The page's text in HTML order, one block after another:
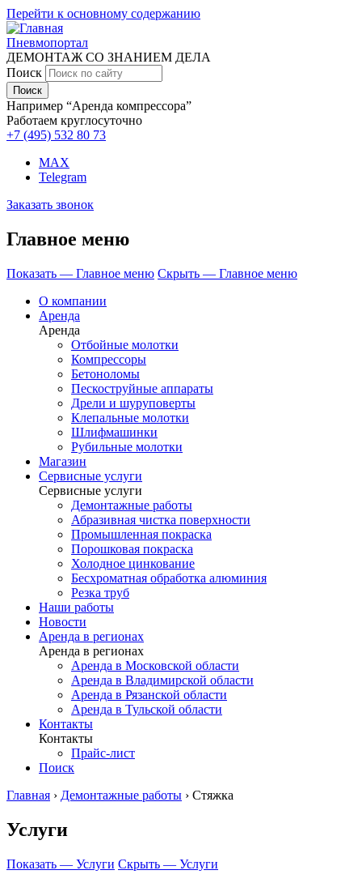
Перейти к основному содержанию
Пневмопортал
ДЕМОНТАЖ СО ЗНАНИЕМ ДЕЛА
Поиск
Например “Аренда компрессора”
Работаем круглосуточно
+7 (495) 532 80 73
MAX
Telegram
Заказать звонок
Главное меню
Показать — Главное меню Скрыть — Главное меню
О компании
Аренда
Аренда
Отбойные молотки
Компрессоры
Бетоноломы
Пескоструйные аппараты
Дрели и шуруповерты
Клепальные молотки
Шлифмашинки
Рубильные молотки
Магазин
Сервисные услуги
Сервисные услуги
Демонтажные работы
Абразивная чистка поверхности
Промышленная покраска
Порошковая покраска
Холодное цинкование
Бесхроматная обработка алюминия
Резка труб
Наши работы
Новости
Аренда в регионах
Аренда в регионах
Аренда в Московской области
Аренда в Владимирской области
Аренда в Рязанской области
Аренда в Тульской области
Контакты
Контакты
Прайс-лист
Поиск
Главная › Демонтажные работы › Стяжка
Услуги
Показать — Услуги Скрыть — Услуги